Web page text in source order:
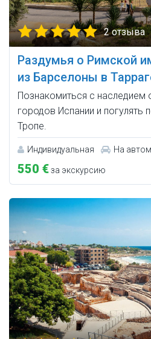
2 отзыва
Раздумья о Римской
из Барселоны в
Познакомиться с наследием
городов Испании и погулять
Тропе.
Индивидуальная На
550 €за экскурсию